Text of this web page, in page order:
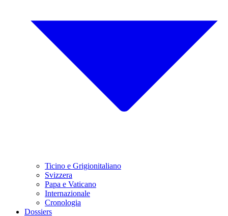
Ticino e Grigionitaliano
Svizzera
Papa e Vaticano
Internazionale
Cronologia
Dossiers